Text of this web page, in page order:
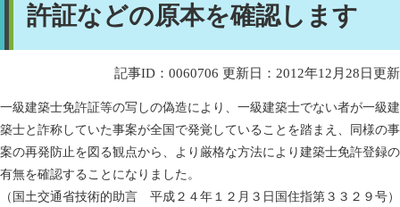
許証などの原本を確認します
記事ID：0060706 更新日：2012年12月28日更新
一級建築士免許証等の写しの偽造により、一級建築士でない者が一級建
築士と詐称していた事案が全国で発覚していることを踏まえ、同様の事
案の再発防止を図る観点から、より厳格な方法により建築士免許登録の
有無を確認することになりました。
（国土交通省技術的助言 平成２４年１２月３日国住指第３３２９号）